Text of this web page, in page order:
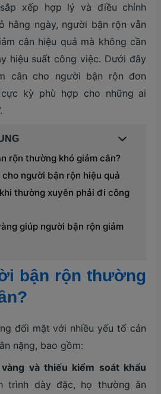
xếp hợp lý và điều chỉnh
hằng ngày, người bận rộn vẫn
cân hiệu quả mà không cần
hiệu suất công việc. Dưới đây
cân cho người bận rộn đơn
kỳ phù hợp cho những ai
rộn thường khó giảm cân?
người bận rộn hiệu quả
thường xuyên phải đi công
giúp người bận rộn giảm
bận rộn thường
đối mặt với nhiều yếu tố cản
nặng, bao gồm:
và thiếu kiểm soát khẩu
trình dày đặc, họ thường ăn